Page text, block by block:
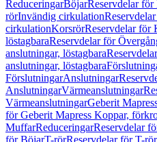
ReduceringarBöjarReservdelar för
rörInvändig cirkulation
cirkulationKorsrörReservdelar för
löstagbaraReservdelar för
anslutningar, löstagbara
anslutningar, löstagbara
FörslutningarAnslutningar
AnslutningarVärmeanslutningar
VärmeanslutningarGeberit
för Geberit Mapress Koppar,
MuffarReduceringarReservdelar
för BöjarT-rörReservdelar för T-rör